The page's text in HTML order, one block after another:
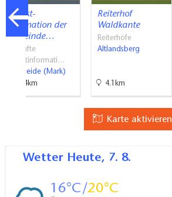
Tourist-
Information der
Gemeinde…
Geprüfte
Touristinformati…
Grünheide (Mark)
13.4km
Reiterhof
Waldkante
Reiterhöfe
Altlandsberg
4.1km
Karte aktivieren
Wetter Heute, 7. 8.
16 20